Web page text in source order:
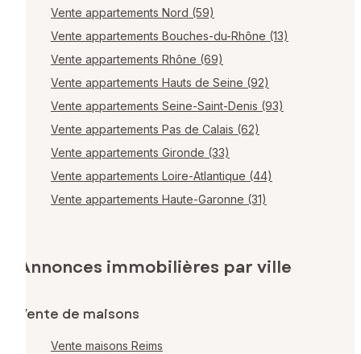
Vente appartements Nord (59)
Vente appartements Bouches-du-Rhône (13)
Vente appartements Rhône (69)
Vente appartements Hauts de Seine (92)
Vente appartements Seine-Saint-Denis (93)
Vente appartements Pas de Calais (62)
Vente appartements Gironde (33)
Vente appartements Loire-Atlantique (44)
Vente appartements Haute-Garonne (31)
Annonces immobilières par ville
Vente de maisons
Vente maisons Reims